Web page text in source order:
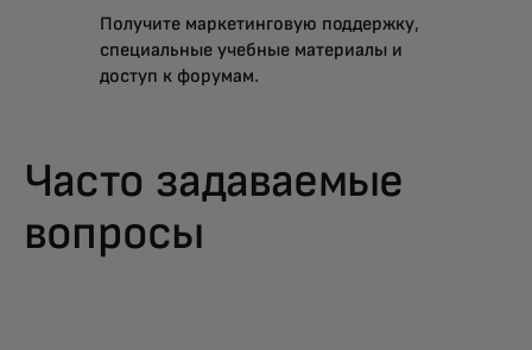
Получите маркетинговую поддержку,
специальные учебные материалы и
доступ к форумам.
Часто задаваемые
вопросы